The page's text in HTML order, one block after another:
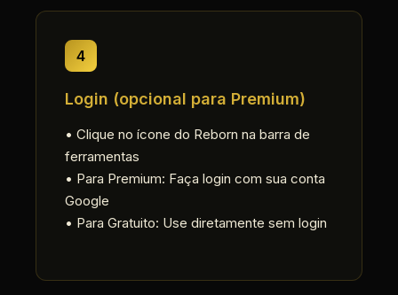
4
Login (opcional para Premium)
• Clique no ícone do Reborn na barra de
ferramentas
• Para Premium: Faça login com sua conta
Google
• Para Gratuito: Use diretamente sem login